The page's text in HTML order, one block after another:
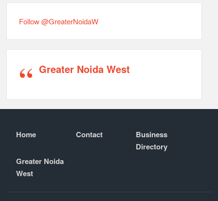
Follow @GreaterNoidaW
Greater Noida West
Home Contact
Business
Directory
Greater Noida
West